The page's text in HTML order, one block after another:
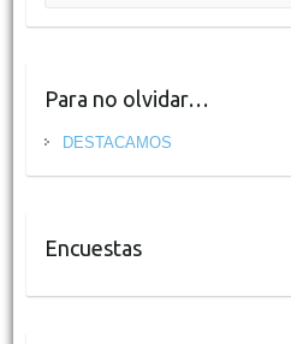
Para no olvidar…
DESTACAMOS
Encuestas